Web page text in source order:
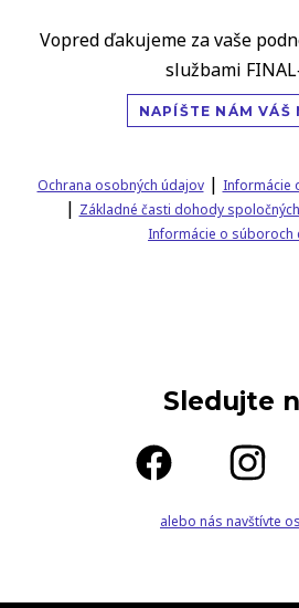
Vopred ďakujeme za vaše
službami
NAPÍŠTE NÁM VÁŠ
Ochrana osobných údajov| Informácie
| Základné časti dohody
Informácie o súboroch
Sledujte
alebo nás navštívte